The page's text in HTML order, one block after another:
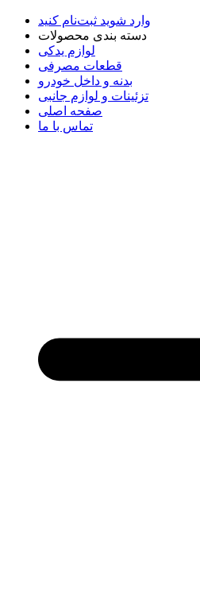
وارد شوید ثبت‌نام کنید
دسته بندی محصولات
لوازم یدکی
قطعات مصرفی
بدنه و داخل خودرو
تزئینات و لوازم جانبی
صفحه اصلی
تماس با ما